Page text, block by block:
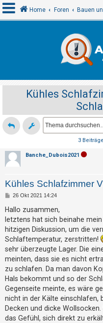
e
e
n
e
g
s
t
r
i
e
r
e
n
Home Foren Bauen
Kühles
3
Banche_Dubois2021
Kühles Schlafzimmer
B
i
t
r
a
g
26 Okt 2021 14:24
Hallo zusammen,
letztens hat sich beinahe
hitzigen Diskussion, um die
Schlaftemperatur, zerstritten!
sehr überzeugte Lager. Die
meinten, dass sie es nicht
zu schlafen. Da man davon
Hals bekommt und so der
Gegenseite meinte, es wäre
nicht in der Kälte einschlafen,
Decken und dicke
das Gefühl, sich direkt zu